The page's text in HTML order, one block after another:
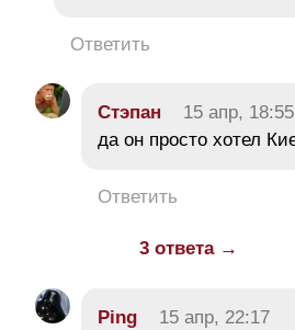
Ответить
Стэпан 15 апр, 18:55
да он просто хотел
Ответить
3 ответа →
Ping 15 апр, 22:17